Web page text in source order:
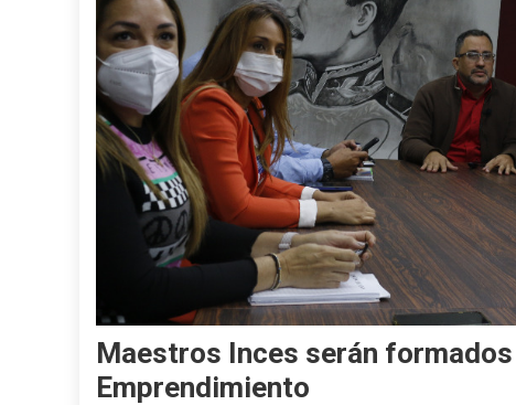
Maestros Inces serán
Emprendimiento